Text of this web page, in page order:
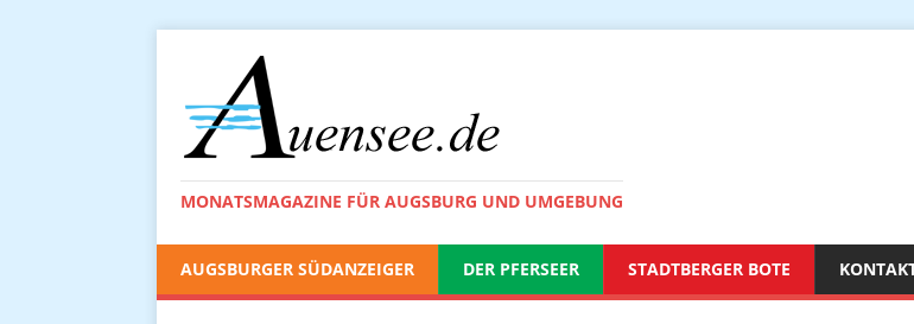
MONATSMAGAZINE FÜR AUGSBURG UND UMGEBUNG
AUGSBURGER SÜDANZEIGER DER PFERSEER STADTBERGER BOTE